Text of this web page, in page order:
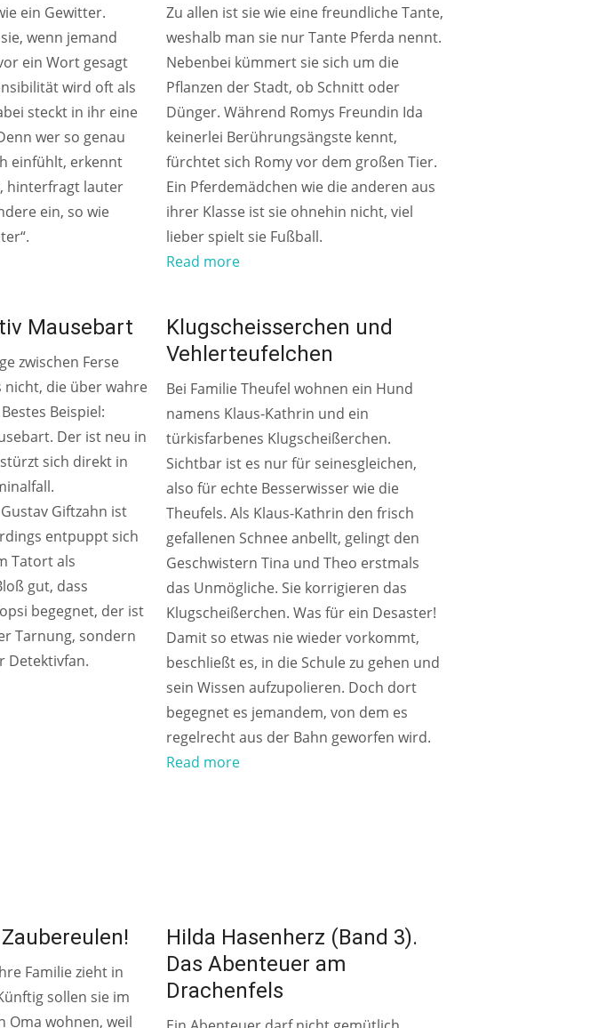
ein Gewitter.
wenn jemand
ein Wort gesagt
wird oft als
steckt in ihr eine
wer so genau
einfühlt, erkennt
hinterfragt lauter
ein, so wie
Zu allen ist sie wie eine freundliche Tante,
weshalb man sie nur Tante Pferda nennt.
Nebenbei kümmert sie sich um die
Pflanzen der Stadt, ob Schnitt oder
Dünger. Während Romys Freundin Ida
keinerlei Berührungsängste kennt,
fürchtet sich Romy vor dem großen Tier.
Ein Pferdemädchen wie die anderen aus
ihrer Klasse ist sie ohnehin nicht, viel
lieber spielt sie Fußball.
Read more
Mausebart
zwischen Ferse
nicht, die über wahre
Beispiel:
Der ist neu in
sich direkt in
Giftzahn ist
entpuppt sich
Tatort als
gut, dass
begegnet, der ist
Tarnung, sondern
Detektivfan.
Klugscheisserchen und
Vehlerteufelchen
Bei Familie Theufel wohnen ein Hund
namens Klaus-Kathrin und ein
türkisfarbenes Klugscheißerchen.
Sichtbar ist es nur für seinesgleichen,
also für echte Besserwisser wie die
Theufels. Als Klaus-Kathrin den frisch
gefallenen Schnee anbellt, gelingt den
Geschwistern Tina und Theo erstmals
das Unmögliche. Sie korrigieren das
Klugscheißerchen. Was für ein Desaster!
Damit so etwas nie wieder vorkommt,
beschließt es, in die Schule zu gehen und
sein Wissen aufzupolieren. Doch dort
begegnet es jemandem, von dem es
regelrecht aus der Bahn geworfen wird.
Read more
Familie zieht in
sollen sie im
Oma wohnen, weil
Hilda Hasenherz (Band 3).
Das Abenteuer am
Drachenfels